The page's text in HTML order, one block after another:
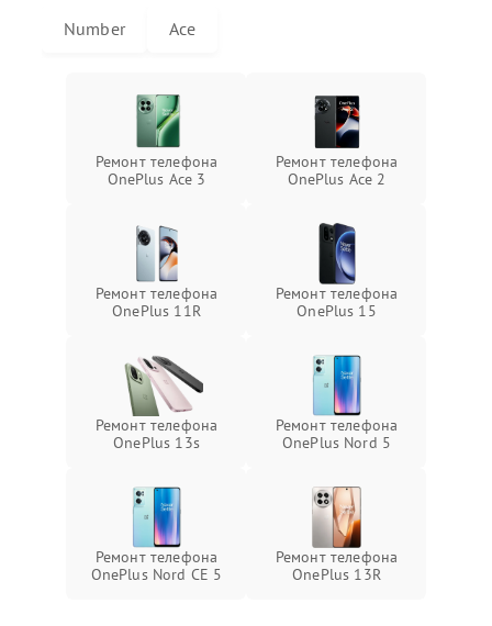
Number Ace
Ремонт телефона
OnePlus Ace 3
Ремонт телефона
OnePlus Ace 2
Ремонт телефона
OnePlus 11R
Ремонт телефона
OnePlus 15
Ремонт телефона
OnePlus 13s
Ремонт телефона
OnePlus Nord 5
Ремонт телефона
OnePlus Nord CE 5
Ремонт телефона
OnePlus 13R